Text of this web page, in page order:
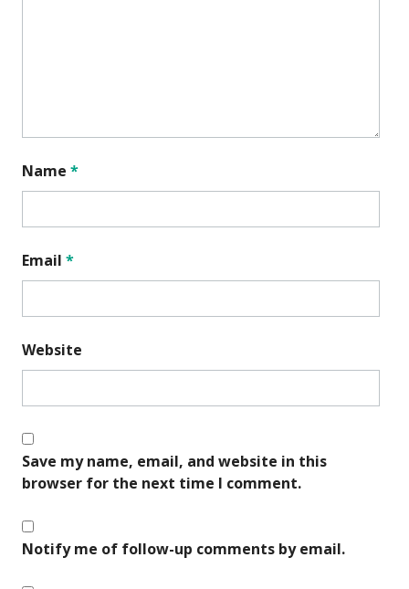
Name *
Email *
Website
Save my name, email, and website in this
browser for the next time I comment.
Notify me of follow-up comments by email.